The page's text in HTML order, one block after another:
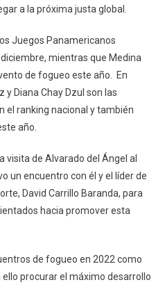
a la próxima justa global.
Juegos Panamericanos
mientras que Medina
de fogueo este año. En
Diana Chay Dzul son las
el ranking nacional y también
año.
visita de Alvarado del Ángel al
un encuentro con él y el líder de
David Carrillo Baranda, para
hacia promover esta
de fogueo en 2022 como
procurar el máximo desarrollo